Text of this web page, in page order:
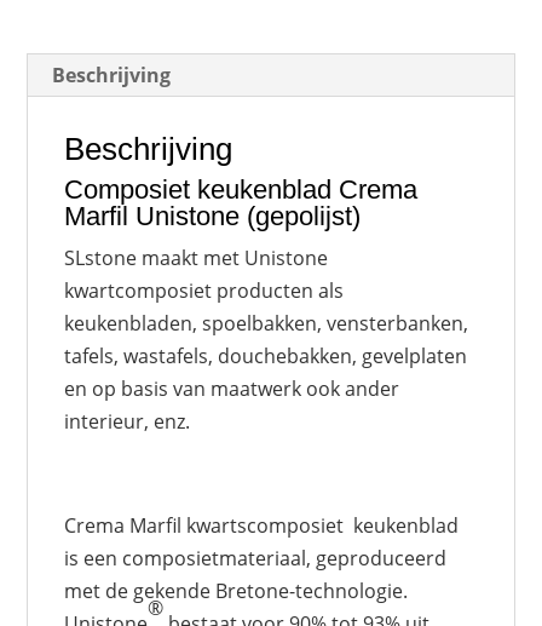
Beschrijving
Beschrijving
Composiet keukenblad Crema
Marfil Unistone (gepolijst)
SLstone maakt met Unistone
kwartcomposiet producten als
keukenbladen, spoelbakken, vensterbanken,
tafels, wastafels, douchebakken, gevelplaten
en op basis van maatwerk ook ander
interieur, enz.
Crema Marfil kwartscomposiet keukenblad
is een composietmateriaal, geproduceerd
met de gekende Bretone-technologie.
®